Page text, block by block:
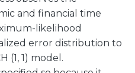
and financial time
likelihood
error distribution to
(1, 1) model.